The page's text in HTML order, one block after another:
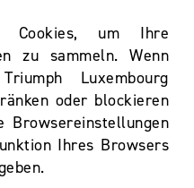
Cookies, um Ihre
zu sammeln. Wenn
Luxembourg
oder blockieren
Browsereinstellungen
Ihres Browsers